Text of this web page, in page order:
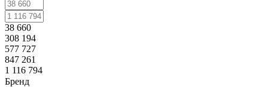
38 660
308 194
577 727
847 261
1 116 794
Бренд